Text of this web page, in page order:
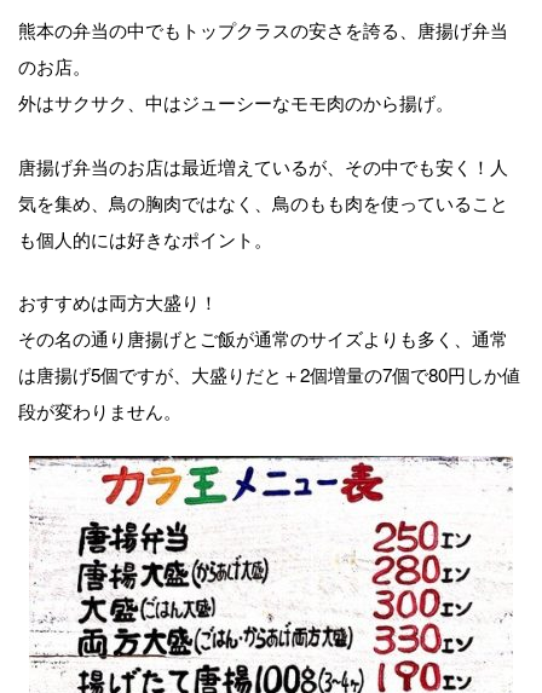
熊本の弁当の中でもトップクラスの安さを誇る、唐揚げ弁当
のお店。
外はサクサク︎、中はジューシーなモモ肉のから揚げ。
唐揚げ弁当のお店は最近増えているが、その中でも安く！人
気を集め、鳥の胸肉ではなく、鳥のもも肉を使っていること
も個人的には好きなポイント。
おすすめは両方大盛り！
その名の通り唐揚げとご飯が通常のサイズよりも多く、通常
は唐揚げ5個ですが、大盛りだと＋2個増量の7個で80円しか値
段が変わりません。